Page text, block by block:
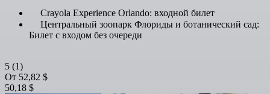
Crayola Experience Orlando: входной билет
Центральный зоопарк Флориды и ботанический сад:
Билет с входом без очереди
5 (1)
От 52,82 $
50,18 $